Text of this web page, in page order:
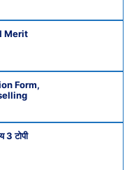
Merit
Form,
3 टोपी